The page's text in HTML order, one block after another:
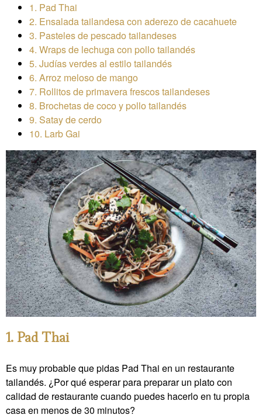
1. Pad Thai
2. Ensalada tailandesa con aderezo de cacahuete
3. Pasteles de pescado tailandeses
4. Wraps de lechuga con pollo tailandés
5. Judías verdes al estilo tailandés
6. Arroz meloso de mango
7. Rollitos de primavera frescos tailandeses
8. Brochetas de coco y pollo tailandés
9. Satay de cerdo
10. Larb Gai
1. Pad Thai
Es muy probable que pidas Pad Thai en un restaurante
tailandés. ¿Por qué esperar para preparar un plato con
calidad de restaurante cuando puedes hacerlo en tu propia
casa en menos de 30 minutos?